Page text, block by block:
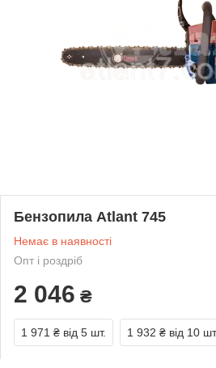
Бензопила Atlant 745
Немає в наявності
Опт і роздріб
2 046 ₴
1 971 ₴ від 5 шт. 1 932 ₴ від 10